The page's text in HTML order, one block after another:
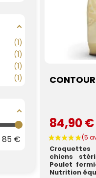
1
1
1
1
85€
84,90 €
chiens
Poulet
Nutrition